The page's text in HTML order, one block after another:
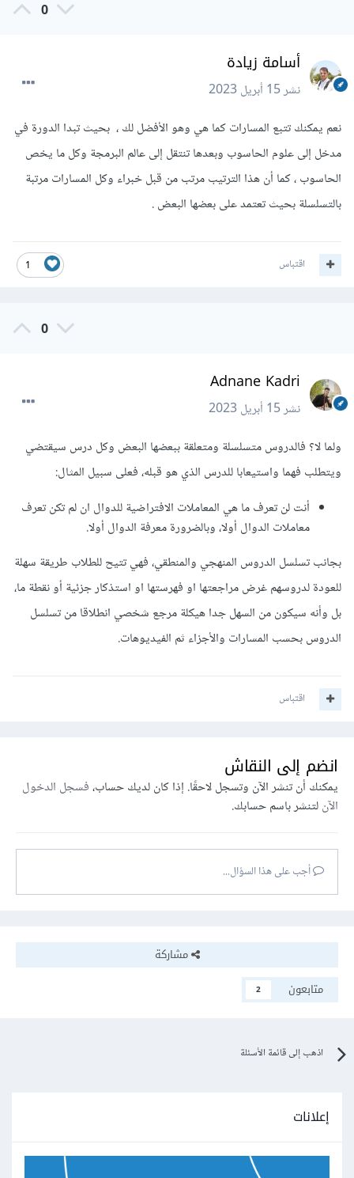
0
أسامة زيادة
نشر15 أبريل 2023
نعم يمكنك تتبع المسارات كما هي وهو الأفضل لك ، بحيث تبدا الدورة في
مدخل إلى علوم الحاسوب وبعدها تنتقل إلى عالم البرمجة وكل ما يخص
الحاسوب ، كما أن هذا الترتيب مرتب من قبل خبراء وكل المسارات مرتبة
بالتسلسلة بحيث تعتمد على بعضها البعض .
1 اقتباس
0
Adnane Kadri
نشر15 أبريل 2023
ولما لا؟ فالدروس متسلسلة ومتعلقة ببعضها البعض وكل درس سيقتضي
ويتطلب فهما واستيعابا للدرس الذي هو قبله، فعلى سبيل المثال:
أنت لن تعرف ما هي المعاملات الافتراضية للدوال ان لم تكن تعرف
معاملات الدوال أولا، وبالضرورة معرفة الدوال أولا.
بجانب تسلسل الدروس المنهجي والمنطقي، فهي تتيح للطلاب طريقة سهلة
للعودة لدروسهم غرض مراجعتها او فهرستها او استذكار جزئية أو نقطة ما،
بل وأنه سيكون من السهل جدا هيكلة مرجع شخصي انطلاقا من تسلسل
الدروس بحسب المسارات والأجزاء ثم الفيديوهات.
اقتباس
انضم إلى النقاش
يمكنك أن تنشر الآن وتسجل لاحقًا. إذا كان لديك حساب،فسجل الدخول
الآنلتنشر باسم حسابك.
أجب على هذا السؤال...
مشاركة
متابعون
2
اذهب إلى قائمة الأسئلة
إعلانات